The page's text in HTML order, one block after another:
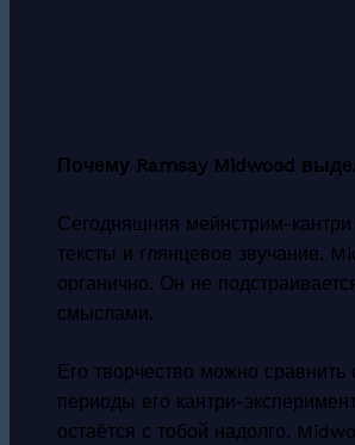
Почему Ramsay Midwood
Сегодняшняя мейнстрим-
тексты и глянцевое звучание.
органично. Он не
смыслами.
Его творчество можно
периоды его кантри-
остаётся с тобой надолго.